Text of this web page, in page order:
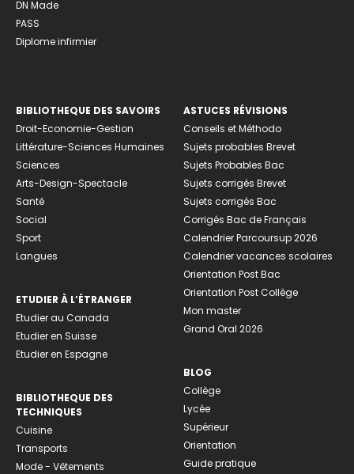
DN Made
PASS
Diplome infirmier
BIBLIOTHEQUE DES SAVOIRS
Droit-Economie-Gestion
Littérature-Sciences Humaines
Sciences
Arts-Design-Spectacle
Santé
Social
Sport
Langues
ETUDIER À L’ÉTRANGER
Etudier au Canada
Etudier en Suisse
Etudier en Espagne
BIBLIOTHEQUE DES
TECHNIQUES
Cuisine
Transports
Mode - Vêtements
ASTUCES RÉVISIONS
Conseils et Méthodo
Sujets probables Brevet
Sujets Probables Bac
Sujets corrigés Brevet
Sujets corrigés Bac
Corrigés Bac de Français
Calendrier Parcoursup 2026
Calendrier vacances scolaires
Orientation Post Bac
Orientation Post Collège
Mon master
Grand Oral 2026
BLOG
Collège
Lycée
Supérieur
Orientation
Guide pratique